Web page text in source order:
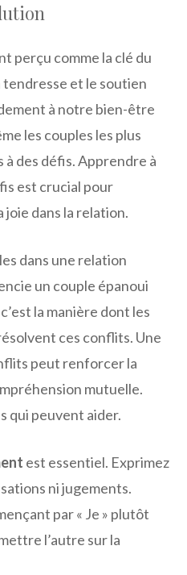
perçu comme la clé du
tendresse et le soutien
à notre bien-être
les couples les plus
des défis. Apprendre à
est crucial pour
joie dans la relation.
dans une relation
un couple épanoui
la manière dont les
ces conflits. Une
peut renforcer la
mutuelle.
qui peuvent aider.
est essentiel. Exprimez
ni jugements.
par « Je » plutôt
l’autre sur la